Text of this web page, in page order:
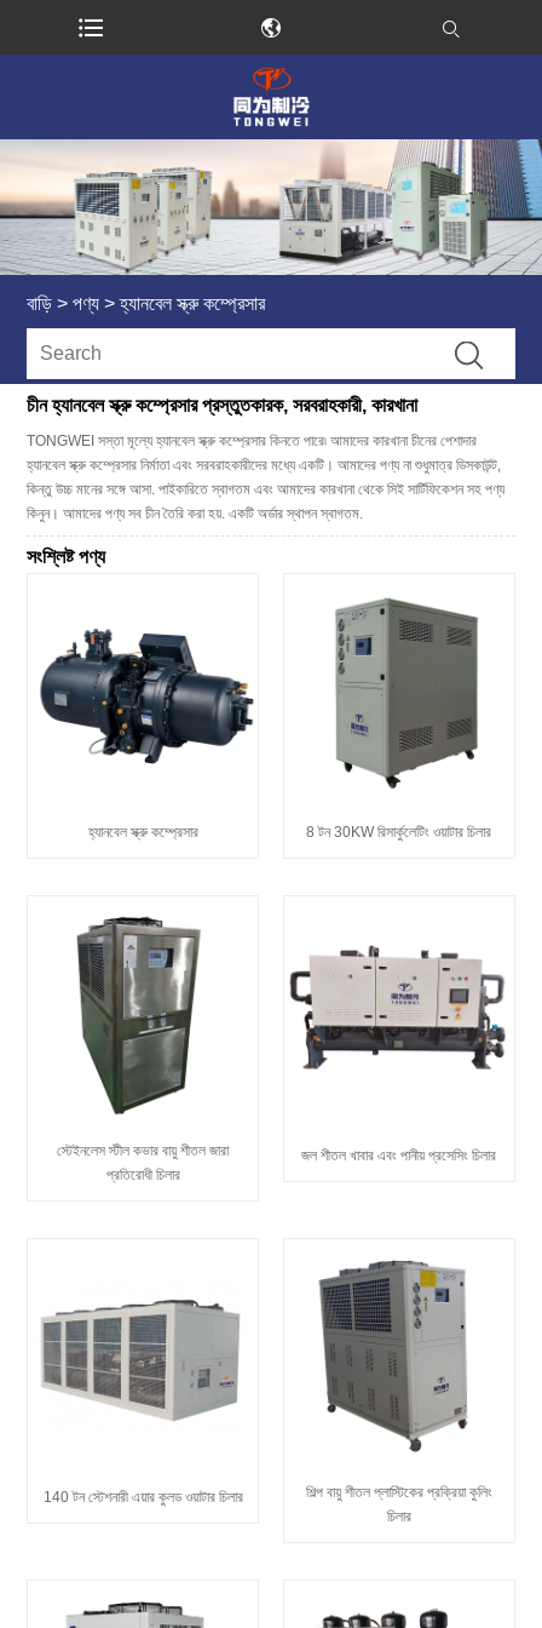
বাড়ি > পণ্য > হ্যানবেল স্ক্রু কম্প্রেসার
চীন হ্যানবেল স্ক্রু কম্প্রেসার প্রস্তুতকারক, সরবরাহকারী, কারখানা
TONGWEI সস্তা মূল্যে হ্যানবেল স্ক্রু কম্প্রেসার কিনতে পারে৷ আমাদের কারখানা চীনের পেশাদার
হ্যানবেল স্ক্রু কম্প্রেসার নির্মাতা এবং সরবরাহকারীদের মধ্যে একটি। আমাদের পণ্য না শুধুমাত্র ডিসকাউন্ট,
কিন্তু উচ্চ মানের সঙ্গে আসা. পাইকারিতে স্বাগতম এবং আমাদের কারখানা থেকে সিই সার্টিফিকেশন সহ পণ্য
কিনুন। আমাদের পণ্য সব চীন তৈরি করা হয়. একটি অর্ডার স্থাপন স্বাগতম.
সংশ্লিষ্ট পণ্য
হ্যানবেল স্ক্রু কম্প্রেসার 8 টন 30KW রিসার্কুলেটিং ওয়াটার চিলার
স্টেইনলেস স্টীল কভার বায়ু শীতল জারা
প্রতিরোধী চিলার
জল শীতল খাবার এবং পানীয় প্রসেসিং চিলার
140 টন স্টেশনারী এয়ার কুলড ওয়াটার চিলার
শিল্প বায়ু শীতল প্লাস্টিকের প্রক্রিয়া কুলিং
চিলার